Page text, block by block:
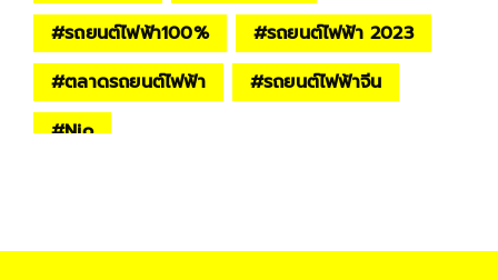
#รถยนต์ไฟฟ้า100% #รถยนต์ไฟฟ้า 2023
#ตลาดรถยนต์ไฟฟ้า #รถยนต์ไฟฟ้าจีน
#Nio